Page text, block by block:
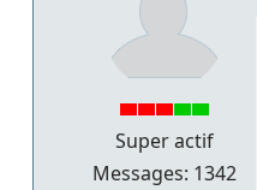
Super actif
Messages: 1342